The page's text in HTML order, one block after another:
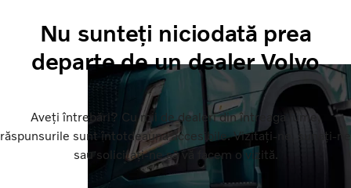
Nu sunteți niciodată prea
departe de un dealer Volvo
Aveți întrebări? Cu mii de dealeri din întreaga lume,
răspunsurile sunt întotdeauna accesibile. Vizitați-ne, sunați-ne
sau solicitați-ne să vă facem o vizită.